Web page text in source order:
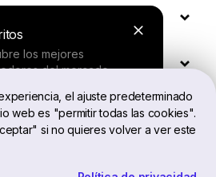
el ajuste predeterminado
web es "permitir todas las cookies".
si no quieres volver a ver este
los mejores
del mercado.
una recomendación
ES